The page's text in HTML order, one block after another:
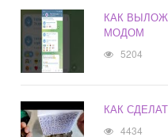
КАК
МОДОМ
5204
КАК
4434